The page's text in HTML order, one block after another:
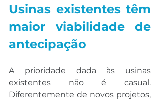
Usinas existentes têm
maior viabilidade de
antecipação
A prioridade dada às usinas
existentes não é casual.
Diferentemente de novos projetos,